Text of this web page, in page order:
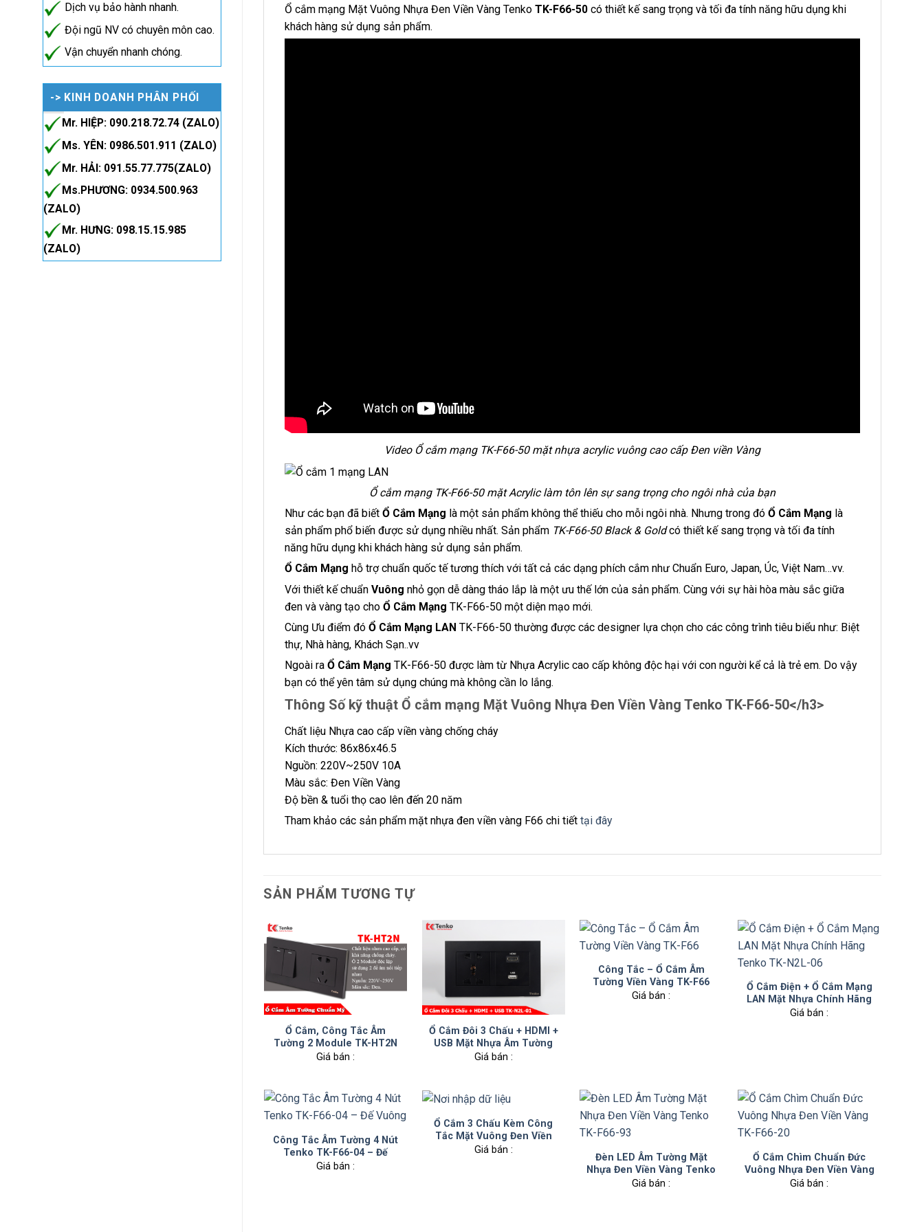
Dịch vụ bảo hành nhanh.
Đội ngũ NV có chuyên môn cao.
Vận chuyển nhanh chóng.
-> KINH DOANH PHÂN PHỐI
Mr. HIỆP: 090.218.72.74 (ZALO)
Ms. YÊN: 0986.501.911 (ZALO)
Mr. HẢI: 091.55.77.775(ZALO)
Ms.PHƯƠNG: 0934.500.963
(ZALO)
Mr. HƯNG: 098.15.15.985
(ZALO)
Ổ cắm mạng Mặt Vuông Nhựa Đen Viền Vàng Tenko TK-F66-50 có thiết kế sang trọng và tối đa tính năng hữu dụng khi
khách hàng sử dụng sản phẩm.
Video Ổ cắm mạng TK-F66-50 mặt nhựa acrylic vuông cao cấp Đen viền Vàng
Ổ cắm mạng TK-F66-50 mặt Acrylic làm tôn lên sự sang trọng cho ngôi nhà của bạn
Như các bạn đã biết Ổ Cắm Mạng là một sản phẩm không thể thiếu cho mỗi ngôi nhà. Nhưng trong đó Ổ Cắm Mạng là
sản phẩm phổ biến được sử dụng nhiều nhất. Sản phẩm TK-F66-50 Black & Goldcó thiết kế sang trọng và tối đa tính
năng hữu dụng khi khách hàng sử dụng sản phẩm.
Ổ Cắm Mạng hỗ trợ chuẩn quốc tế tương thích với tất cả các dạng phích cắm như Chuẩn Euro, Japan, Úc, Việt Nam…vv.
Với thiết kế chuẩn Vuông nhỏ gọn dễ dàng tháo lắp là một ưu thế lớn của sản phẩm. Cùng với sự hài hòa màu sắc giữa
đen và vàng tạo cho Ổ Cắm Mạng TK-F66-50 một diện mạo mới.
Cùng Ưu điểm đó Ổ Cắm Mạng LAN TK-F66-50 thường được các designer lựa chọn cho các công trình tiêu biểu như: Biệt
thự, Nhà hàng, Khách Sạn..vv
Ngoài ra Ổ Cắm Mạng TK-F66-50 được làm từ Nhựa Acrylic cao cấp không độc hại với con người kể cả là trẻ em. Do vậy
bạn có thể yên tâm sử dụng chúng mà không cần lo lắng.
Thông Số kỹ thuật Ổ cắm mạng Mặt Vuông Nhựa Đen Viền Vàng Tenko TK-F66-50</h3>
Chất liệu Nhựa cao cấp viền vàng chống cháy
Kích thước: 86x86x46.5
Nguồn: 220V~250V 10A
Màu sắc: Đen Viền Vàng
Độ bền & tuổi thọ cao lên đến 20 năm
Tham khảo các sản phẩm mặt nhựa đen viền vàng F66 chi tiết tại đây
SẢN PHẨM TƯƠNG TỰ
Ổ Cắm, Công Tắc Âm
Tường 2 Module TK-HT2N
Giá bán :
Ổ Cắm Đôi 3 Chấu + HDMI +
USB Mặt Nhựa Âm Tường
Chính Hãng Tenko TK-N2L-
Giá bán :
Công Tắc – Ổ Cắm Âm
Tường Viền Vàng TK-F66
Giá bán :
Ổ Cắm Điện + Ổ Cắm Mạng
LAN Mặt Nhựa Chính Hãng
Tenko TK-N2L-06
Giá bán :
Công Tắc Âm Tường 4 Nút
Tenko TK-F66-04 – Đế
Vuông
Giá bán :
Ổ Cắm 3 Chấu Kèm Công
Tắc Mặt Vuông Đen Viền
Vàng TK-F66-27
Giá bán :
Đèn LED Âm Tường Mặt
Nhựa Đen Viền Vàng Tenko
TK-F66-93
Giá bán :
Ổ Cắm Chìm Chuẩn Đức
Vuông Nhựa Đen Viền Vàng
TK-F66-20
Giá bán :